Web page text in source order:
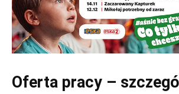
Oferta pracy –